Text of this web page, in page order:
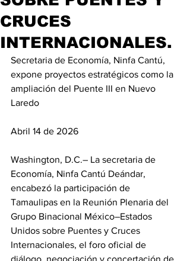
CRUCES
INTERNACIONALES.
Secretaria de Economía, Ninfa Cantú,
expone proyectos estratégicos como la
ampliación del Puente III en Nuevo
Laredo
Abril 14 de 2026
Washington, D.C.– La secretaria de
Economía, Ninfa Cantú Deándar,
encabezó la participación de
Tamaulipas en la Reunión Plenaria del
Grupo Binacional México–Estados
Unidos sobre Puentes y Cruces
Internacionales, el foro oficial de
diálogo, negociación y concertación de